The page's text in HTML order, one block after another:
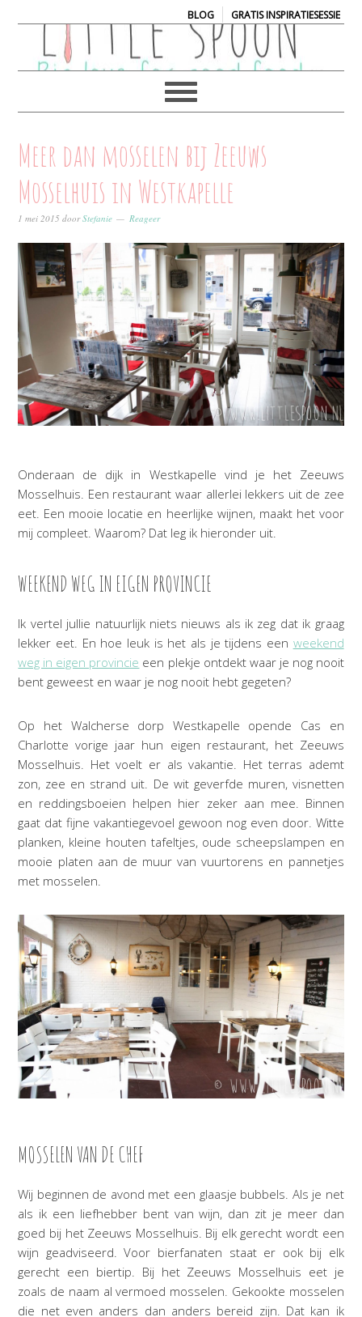
BLOG| GRATIS INSPIRATIESESSIE
Meer dan mosselen bij Zeeuws
Mosselhuis in Westkapelle
1 mei 2015 doorStefanie Reageer
Onderaan de dijk in Westkapelle vind je het Zeeuws
Mosselhuis. Een restaurant waar allerlei lekkers uit de zee
eet. Een mooie locatie en heerlijke wijnen, maakt het voor
mij compleet. Waarom? Dat leg ik hieronder uit.
WEEKEND WEG IN EIGEN PROVINCIE
Ik vertel jullie natuurlijk niets nieuws als ik zeg dat ik graag
lekker eet. En hoe leuk is het als je tijdens een weekend
weg in eigen provincie een plekje ontdekt waar je nog nooit
bent geweest en waar je nog nooit hebt gegeten?
Op het Walcherse dorp Westkapelle opende Cas en
Charlotte vorige jaar hun eigen restaurant, het Zeeuws
Mosselhuis. Het voelt er als vakantie. Het terras ademt
zon, zee en strand uit. De wit geverfde muren, visnetten
en reddingsboeien helpen hier zeker aan mee. Binnen
gaat dat fijne vakantiegevoel gewoon nog even door. Witte
planken, kleine houten tafeltjes, oude scheepslampen en
mooie platen aan de muur van vuurtorens en pannetjes
met mosselen.
MOSSELEN VAN DE CHEF
Wij beginnen de avond met een glaasje bubbels. Als je net
als ik een liefhebber bent van wijn, dan zit je meer dan
goed bij het Zeeuws Mosselhuis. Bij elk gerecht wordt een
wijn geadviseerd. Voor bierfanaten staat er ook bij elk
gerecht een biertip. Bij het Zeeuws Mosselhuis eet je
zoals de naam al vermoed mosselen. Gekookte mosselen
die net even anders dan anders bereid zijn. Dat kan ik